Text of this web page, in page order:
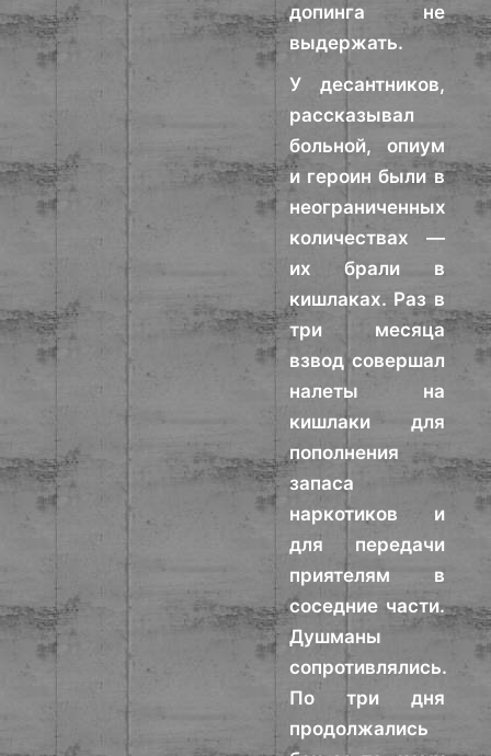
допинга не
выдержать.
У десантников,
рассказывал
больной, опиум
и героин были в
неограниченных
количествах —
их брали в
кишлаках. Раз в
три месяца
взвод совершал
налеты на
кишлаки для
пополнения
запаса
наркотиков и
для передачи
приятелям в
соседние части.
Душманы
сопротивлялись.
По три дня
продолжались